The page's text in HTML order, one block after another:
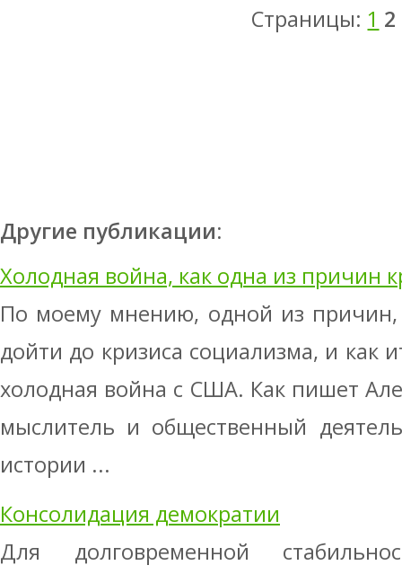
Страницы: 1 2
Другие публикации:
Холодная война, как одна из причин
По моему мнению, одной из причин,
дойти до кризиса социализма, и как
холодная война с США. Как пишет
мыслитель и общественный
истории ...
Консолидация демократии
Для долговременной